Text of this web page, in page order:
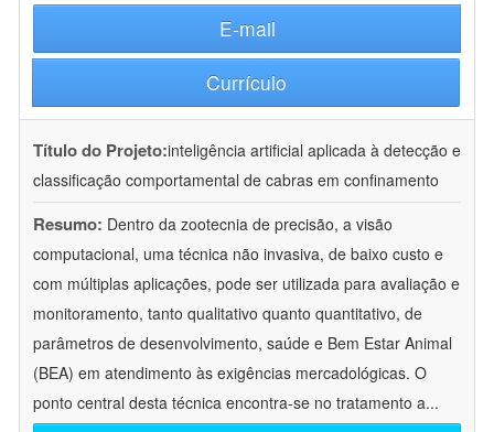
E-mail
Currículo
Título do Projeto:inteligência artificial aplicada à detecção e
classificação comportamental de cabras em confinamento
Resumo: Dentro da zootecnia de precisão, a visão
computacional, uma técnica não invasiva, de baixo custo e
com múltiplas aplicações, pode ser utilizada para avaliação e
monitoramento, tanto qualitativo quanto quantitativo, de
parâmetros de desenvolvimento, saúde e Bem Estar Animal
(BEA) em atendimento às exigências mercadológicas. O
ponto central desta técnica encontra-se no tratamento a...